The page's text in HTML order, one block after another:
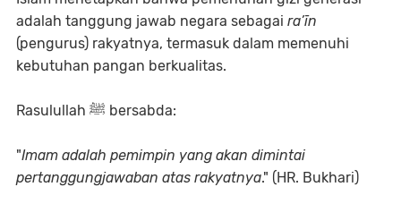
adalah tanggung jawab negara sebagai ra’īn
(pengurus) rakyatnya, termasuk dalam memenuhi
kebutuhan pangan berkualitas.
Rasulullah ﷺ bersabda:
"Imam adalah pemimpin yang akan dimintai
pertanggungjawaban atas rakyatnya." (HR. Bukhari)